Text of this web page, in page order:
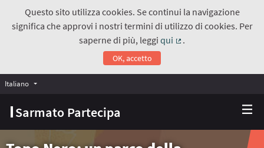
Questo sito utilizza cookies. Se continui la navigazione
significa che approvi i nostri termini di utilizzo di cookies. Per
saperne di più, leggiqui
.
OK, accetto
Sarmato Partecipa
Italiano Choose language